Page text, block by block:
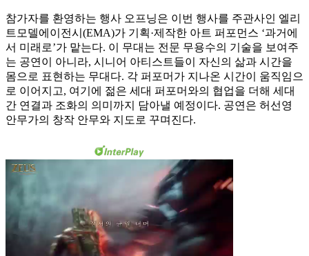
참가자를 환영하는 행사 오프닝은 이번 행사를 주관사인 엘리
트모델에이전시(EMA)가 기획·제작한 아트 퍼포먼스 ‘과거에
서 미래로’가 맡는다. 이 무대는 전문 무용수의 기술을 보여주
는 공연이 아니라, 시니어 아티스트들이 자신의 삶과 시간을
몸으로 표현하는 무대다. 각 퍼포머가 지나온 시간이 움직임으
로 이어지고, 여기에 젊은 세대 퍼포머와의 협업을 더해 세대
간 연결과 조화의 의미까지 담아낼 예정이다. 공연은 허선영
안무가의 창작 안무와 지도로 꾸며진다.